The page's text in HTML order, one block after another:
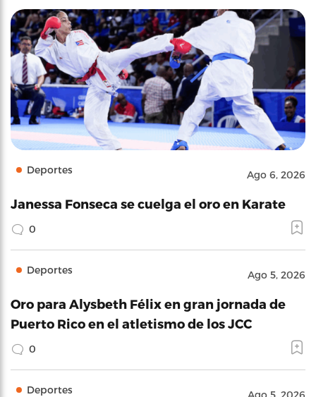
Deportes Ago 6, 2026
Janessa Fonseca se cuelga el oro en Karate
0
Deportes Ago 5, 2026
Oro para Alysbeth Félix en gran jornada de
Puerto Rico en el atletismo de los JCC
0
Deportes Ago 5, 2026